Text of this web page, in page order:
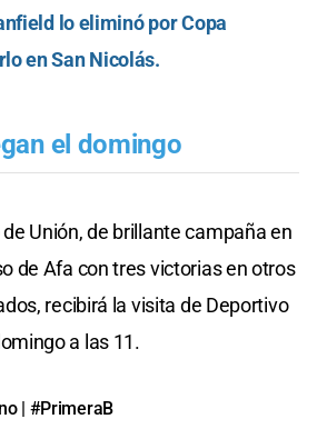
lo eliminó por Copa
en San Nicolás.
el domingo
Unión, de brillante campaña en
de Afa con tres victorias en otros
recibirá la visita de Deportivo
a las 11.
| #PrimeraB